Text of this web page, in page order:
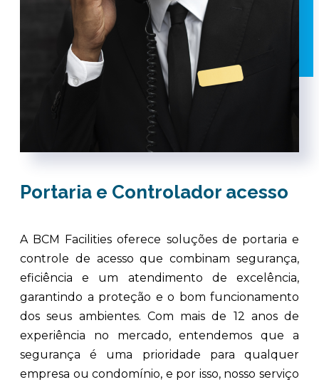
Portaria e Controlador acesso
A BCM Facilities oferece soluções de portaria e
controle de acesso que combinam segurança,
eficiência e um atendimento de excelência,
garantindo a proteção e o bom funcionamento
dos seus ambientes. Com mais de 12 anos de
experiência no mercado, entendemos que a
segurança é uma prioridade para qualquer
empresa ou condomínio, e por isso, nosso serviço